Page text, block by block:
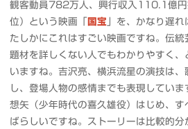
観客動員782万人、興行収入110.1億円
位）という映画「
国宝 」を、かなり遅
たしかにこれはすごい映画ですね。伝
題材を詳しくない人でもわかりやすく
いますね。吉沢亮、横浜流星の演技は
し、登場人物の感情までも表現していま
想矢（少年時代の喜久雄役）はじめ、
ばらしいですね。ストーリーは比較的